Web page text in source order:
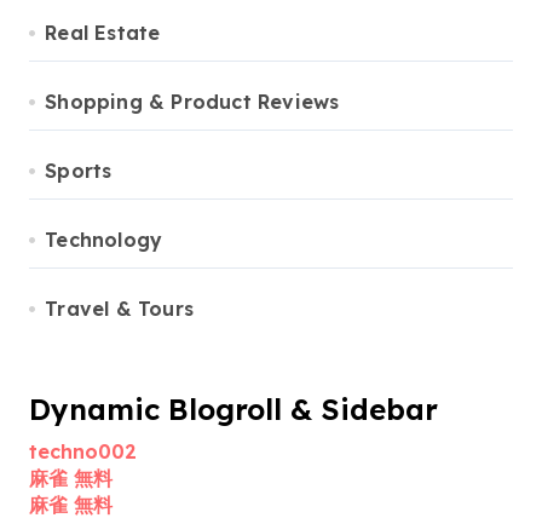
Real Estate
Shopping & Product Reviews
Sports
Technology
Travel & Tours
Dynamic Blogroll & Sidebar
techno002
麻雀 無料
麻雀 無料